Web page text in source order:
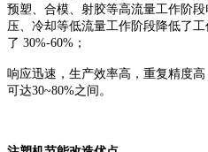
预塑、合模、射胶等高流量工作阶
压、冷却等低流量工作阶段降低了
了 30%-60%；
响应迅速，生产效率高，重复精度
可达30~80%之间。